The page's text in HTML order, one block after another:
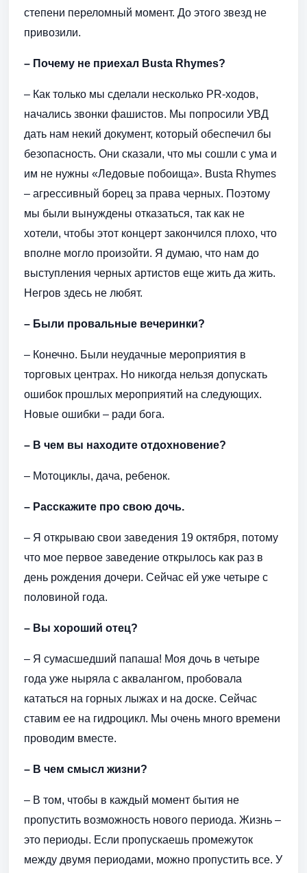
степени переломный момент. До этого звезд не
привозили.
– Почему не приехал Busta Rhymes?
– Как только мы сделали несколько PR-ходов,
начались звонки фашистов. Мы попросили УВД
дать нам некий документ, который обеспечил бы
безопасность. Они сказали, что мы сошли с ума и
им не нужны «Ледовые побоища». Busta Rhymes
– агрессивный борец за права черных. Поэтому
мы были вынуждены отказаться, так как не
хотели, чтобы этот концерт закончился плохо, что
вполне могло произойти. Я думаю, что нам до
выступления черных артистов еще жить да жить.
Негров здесь не любят.
– Были провальные вечеринки?
– Конечно. Были неудачные мероприятия в
торговых центрах. Но никогда нельзя допускать
ошибок прошлых мероприятий на следующих.
Новые ошибки – ради бога.
– В чем вы находите отдохновение?
– Мотоциклы, дача, ребенок.
– Расскажите про свою дочь.
– Я открываю свои заведения 19 октября, потому
что мое первое заведение открылось как раз в
день рождения дочери. Сейчас ей уже четыре с
половиной года.
– Вы хороший отец?
– Я сумасшедший папаша! Моя дочь в четыре
года уже ныряла с аквалангом, пробовала
кататься на горных лыжах и на доске. Сейчас
ставим ее на гидроцикл. Мы очень много времени
проводим вместе.
– В чем смысл жизни?
– В том, чтобы в каждый момент бытия не
пропустить возможность нового периода. Жизнь –
это периоды. Если пропускаешь промежуток
между двумя периодами, можно пропустить все. У